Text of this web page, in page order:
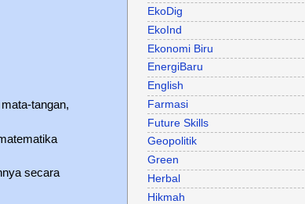
tangan,
secara
EkoDig
EkoInd
Ekonomi Biru
EnergiBaru
English
Farmasi
Future Skills
Geopolitik
Green
Herbal
Hikmah